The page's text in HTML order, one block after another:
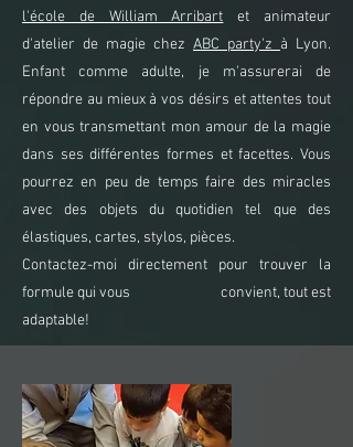
l'école de William Arribart et animateur
d'atelier de magie chez ABC party'z à Lyon.
Enfant comme adulte, je m'assurerai de
répondre au mieux à vos désirs et attentes tout
en vous transmettant mon amour de la magie
dans ses différentes formes et facettes. Vous
pourrez en peu de temps faire des miracles
avec des objets du quotidien tel que des
élastiques, cartes, stylos, pièces.
Contactez-moi directement pour trouver la
formule qui vous convient, tout est
adaptable!